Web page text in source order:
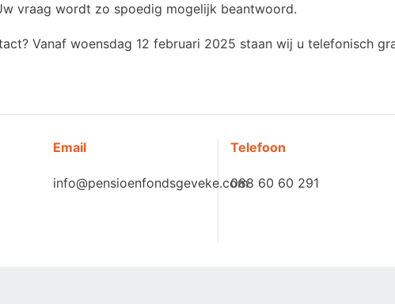
vraag wordt zo spoedig mogelijk beantwoord.
Vanaf woensdag 12 februari 2025 staan wij u telefonisch
Email
info@pensioenfondsgeveke.com
Telefoon
088 60 60 291